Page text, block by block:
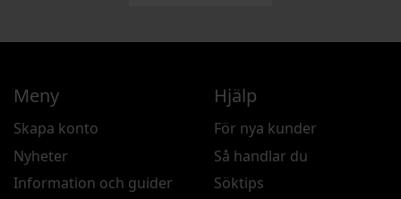
Meny
Skapa konto
Nyheter
Information och guider
Hjälp
För nya kunder
Så handlar du
Söktips